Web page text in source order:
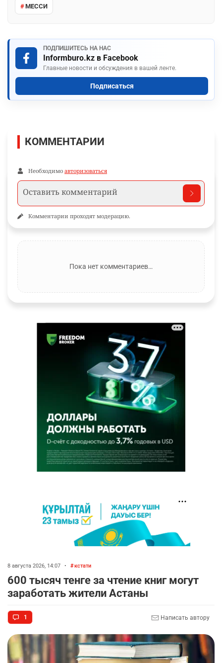
МЕССИ
ПОДПИШИТЕСЬ НА НАС
Informburo.kz в Facebook
Главные новости и обсуждения в вашей ленте.
Подписаться
КОММЕНТАРИИ
Необходимо авторизоваться
Комментарии проходят модерацию.
Пока нет комментариев…
8 августа 2026, 14:07 • кстати
600 тысяч тенге за чтение книг могут
заработать жители Астаны
1 Написать автору